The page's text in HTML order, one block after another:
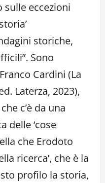
eccezioni
storiche,
Sono
Cardini (La
Laterza, 2023),
c’è da una
delle ‘cose
che Erodoto
ricerca’, che è la
profilo la storia,